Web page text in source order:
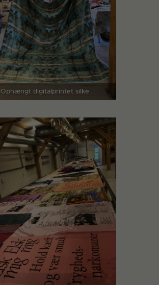
Ophængt digitalprintet silke